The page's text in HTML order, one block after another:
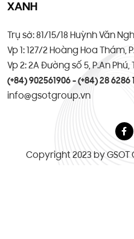
XANH
Trụ sở: 81/15/18 Huỳnh Văn
Vp 1: 127/2 Hoàng Hoa Thám,
Vp 2: 2A Đường số 5, P.An Phú,
(+84) 902561906 - (+84) 28 6286
info@gsotgroup.vn
Copyright 2023 by GSOT